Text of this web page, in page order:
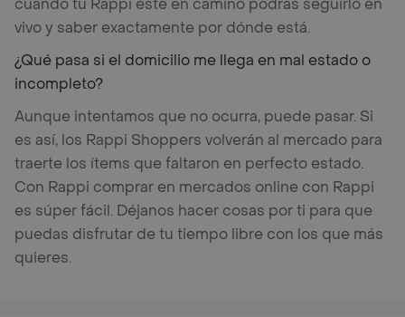
cuando tu Rappi esté en camino podrás seguirlo en
vivo y saber exactamente por dónde está.
¿Qué pasa si el domicilio me llega en mal estado o
incompleto?
Aunque intentamos que no ocurra, puede pasar. Si
es así, los Rappi Shoppers volverán al mercado para
traerte los ítems que faltaron en perfecto estado.
Con Rappi comprar en mercados online con Rappi
es súper fácil. Déjanos hacer cosas por ti para que
puedas disfrutar de tu tiempo libre con los que más
quieres.